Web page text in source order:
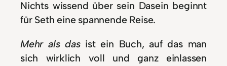
Nichts wissend über sein Dasein beginnt
für Seth eine spannende Reise.
Mehr als dasist ein Buch, auf das man
sich wirklich voll und ganz einlassen